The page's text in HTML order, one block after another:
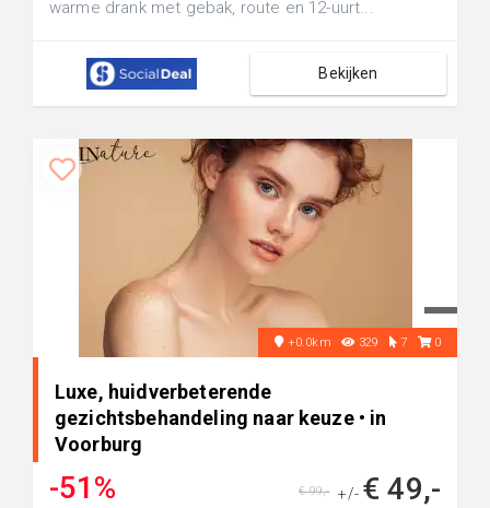
warme drank met gebak, route en 12-uurt...
Bekijken
+0.0km 329 7 0
Luxe, huidverbeterende
gezichtsbehandeling naar keuze • in
Voorburg
-51% +/- € 49,-
€ 99,-